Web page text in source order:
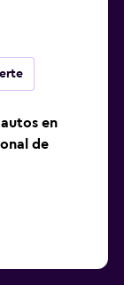
en
de